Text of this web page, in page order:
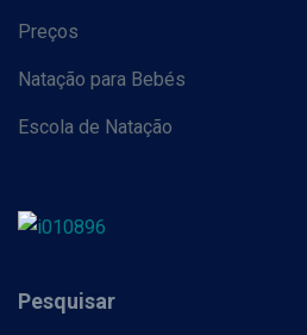
Preços
Natação para Bebés
Escola de Natação
Pesquisar